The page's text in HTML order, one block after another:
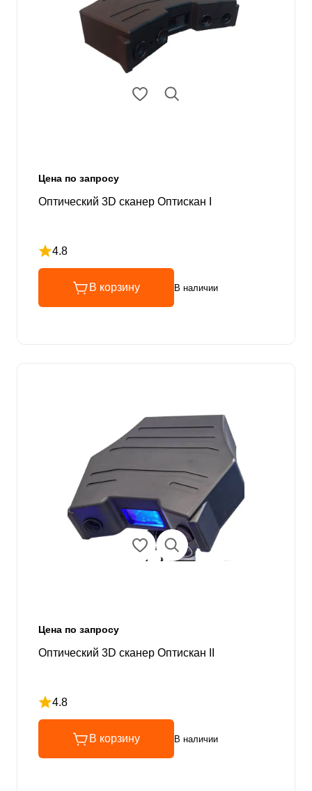
Цена по запросу
Оптический 3D сканер Оптискан I
4.8
Рейтинг 4.8 из 5
В корзину В наличии
Цена по запросу
Оптический 3D сканер Оптискан II
4.8
Рейтинг 4.8 из 5
В корзину В наличии